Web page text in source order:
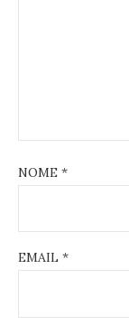
NOME *
EMAIL *